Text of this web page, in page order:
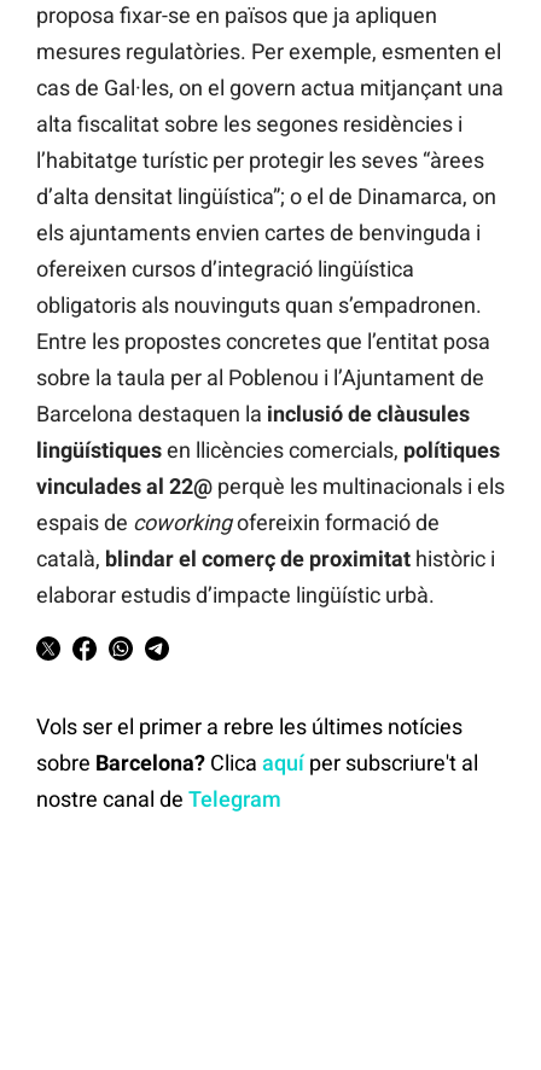
proposa fixar-se en països que ja apliquen
mesures regulatòries. Per exemple, esmenten el
cas de Gal·les, on el govern actua mitjançant una
alta fiscalitat sobre les segones residències i
l’habitatge turístic per protegir les seves “àrees
d’alta densitat lingüística”; o el de Dinamarca, on
els ajuntaments envien cartes de benvinguda i
ofereixen cursos d’integració lingüística
obligatoris als nouvinguts quan s’empadronen.
Entre les propostes concretes que l’entitat posa
sobre la taula per al Poblenou i l’Ajuntament de
Barcelona destaquen la inclusió de clàusules
lingüístiquesen llicències comercials, polítiques
vinculades al 22@ perquè les multinacionals i els
espais de coworkingofereixin formació de
català, blindar el comerç de proximitat històric i
elaborar estudis d’impacte lingüístic urbà.
Vols ser el primer a rebre les últimes notícies
sobre Barcelona? Clica aquíper subscriure't al
nostre canal de Telegram